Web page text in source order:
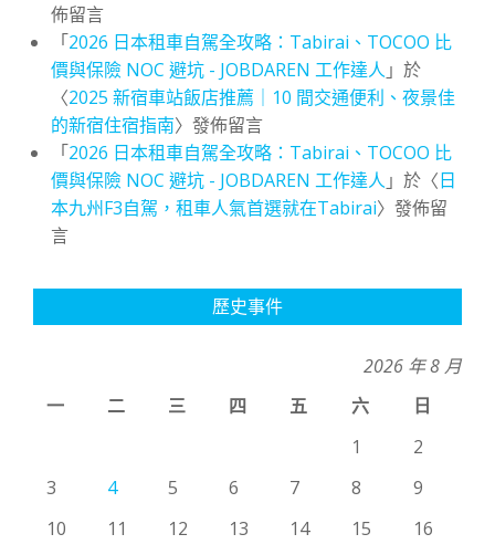
佈留言
「2026 日本租車自駕全攻略：Tabirai、TOCOO 比
價與保險 NOC 避坑 - JOBDAREN 工作達人 」於
〈2025 新宿車站飯店推薦｜10 間交通便利、夜景佳
的新宿住宿指南〉發佈留言
「2026 日本租車自駕全攻略：Tabirai、TOCOO 比
價與保險 NOC 避坑 - JOBDAREN 工作達人 」於〈日
本九州F3自駕，租車人氣首選就在Tabirai〉發佈留
言
歷史事件
2026 年 8 月
一
二 三 四 五 六
日
1
2
3
4 5 6 7 8
9
10
11 12 13 14 15
16